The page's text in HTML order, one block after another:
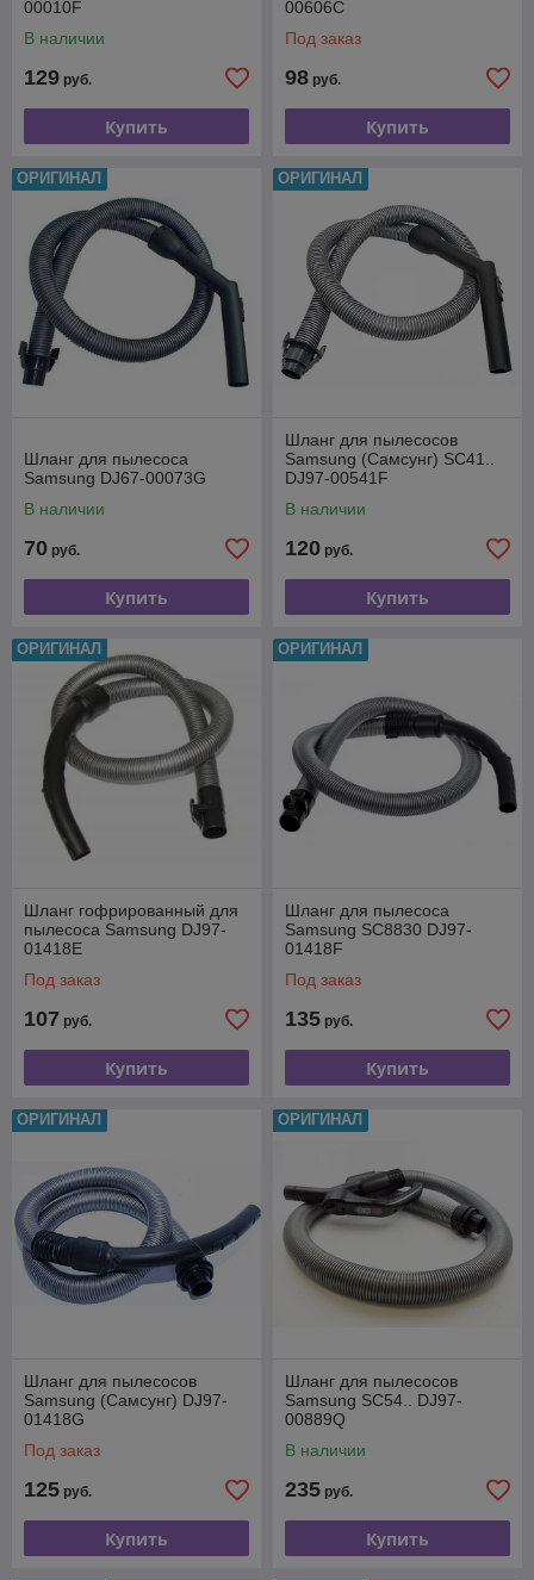
00010F
В наличии
129 руб.
Купить
00606C
Под заказ
98 руб.
Купить
ОРИГИНАЛ
Шланг для пылесоса
Samsung DJ67-00073G
В наличии
70 руб.
Купить
ОРИГИНАЛ
Шланг для пылесосов
Samsung (Самсунг) SC41..
DJ97-00541F
В наличии
120 руб.
Купить
ОРИГИНАЛ
Шланг гофрированный для
пылесоса Samsung DJ97-
01418E
Под заказ
107 руб.
Купить
ОРИГИНАЛ
Шланг для пылесоса
Samsung SC8830 DJ97-
01418F
Под заказ
135 руб.
Купить
ОРИГИНАЛ
Шланг для пылесосов
Samsung (Самсунг) DJ97-
01418G
Под заказ
125 руб.
Купить
ОРИГИНАЛ
Шланг для пылесосов
Samsung SC54.. DJ97-
00889Q
В наличии
235 руб.
Купить